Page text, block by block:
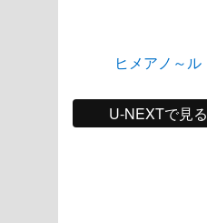
ヒメアノ～ル
U-NEXTで見る